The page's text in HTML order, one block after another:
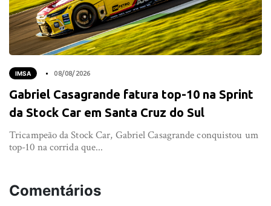
IMSA 08/08/2026
Gabriel Casagrande fatura top-10 na Sprint
da Stock Car em Santa Cruz do Sul
Tricampeão da Stock Car, Gabriel Casagrande conquistou um
top-10 na corrida que...
Comentários